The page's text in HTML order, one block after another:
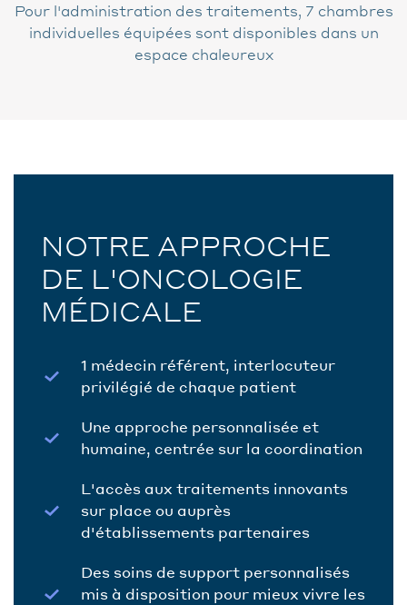
Pour l'administration des traitements, 7 chambres
individuelles équipées sont disponibles dans un
espace chaleureux
NOTRE APPROCHE
DE L'ONCOLOGIE
MÉDICALE
1 médecin référent, interlocuteur
privilégié de chaque patient
Une approche personnalisée et
humaine, centrée sur la coordination
L'accès aux traitements innovants
sur place ou auprès
d'établissements partenaires
Des soins de support personnalisés
mis à disposition pour mieux vivre les